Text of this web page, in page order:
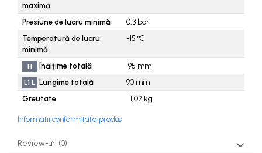
maximă
Presiune de lucru minimă 0,3 bar
Temperatură de lucru
minimă
-15 °C
H Înălțime totală 195 mm
L1 L Lungime totală 90 mm
Greutate
1,02 kg
Informatii conformitate produs
Review-uri (0)